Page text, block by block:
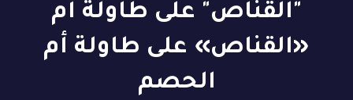
"القناص" على طاولة أم
«القناص» على طاولة أم
الحصم